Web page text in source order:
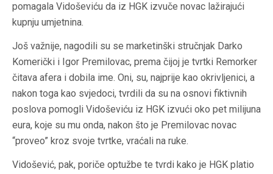
pomagala Vidoševiću da iz HGK izvuče novac lažirajući
kupnju umjetnina.
Još važnije, nagodili su se marketinški stručnjak Darko
Komerički i Igor Premilovac, prema čijoj je tvrtki Remorker
čitava afera i dobila ime. Oni, su, najprije kao okrivljenici, a
nakon toga kao svjedoci, tvrdili da su na osnovi fiktivnih
poslova pomogli Vidoševiću iz HGK izvući oko pet milijuna
eura, koje su mu onda, nakon što je Premilovac novac
“proveo” kroz svoje tvrtke, vraćali na ruke.
Vidošević, pak, poriče optužbe te tvrdi kako je HGK platio